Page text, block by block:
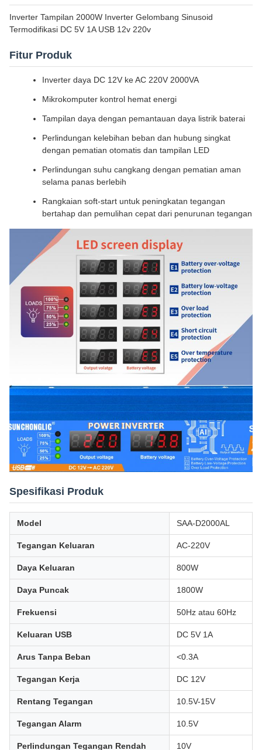
Inverter Tampilan 2000W Inverter Gelombang Sinusoid
Termodifikasi DC 5V 1A USB 12v 220v
Fitur Produk
Inverter daya DC 12V ke AC 220V 2000VA
Mikrokomputer kontrol hemat energi
Tampilan daya dengan pemantauan daya listrik baterai
Perlindungan kelebihan beban dan hubung singkat
dengan pematian otomatis dan tampilan LED
Perlindungan suhu cangkang dengan pematian aman
selama panas berlebih
Rangkaian soft-start untuk peningkatan tegangan
bertahap dan pemulihan cepat dari penurunan tegangan
Spesifikasi Produk
Model SAA-D2000AL
Tegangan Keluaran AC-220V
Daya Keluaran 800W
Daya Puncak 1800W
Frekuensi 50Hz atau 60Hz
Keluaran USB DC 5V 1A
Arus Tanpa Beban <0.3A
Tegangan Kerja DC 12V
Rentang Tegangan 10.5V-15V
Tegangan Alarm 10.5V
Perlindungan Tegangan Rendah 10V